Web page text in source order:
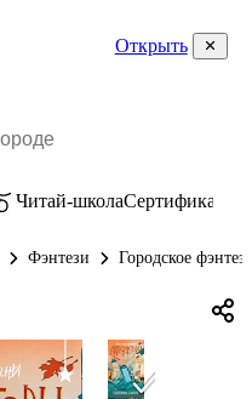
Открыть
Читай-школаСертификаты
Фэнтези Городское